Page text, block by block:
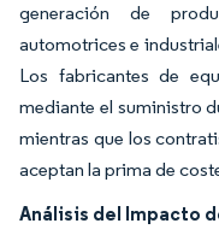
generación de
automotrices e
Los fabricantes de
mediante el suministro
mientras que los
aceptan la prima de
Análisis del Impacto